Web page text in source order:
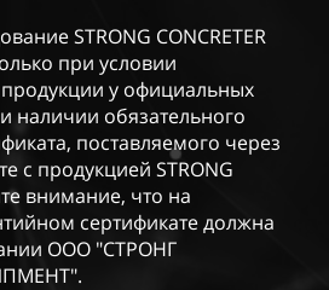
STRONG CONCRETER
при условии
у официальных
наличии обязательного
поставляемого через
с продукцией STRONG
внимание, что на
сертификате должна
ООО "СТРОНГ